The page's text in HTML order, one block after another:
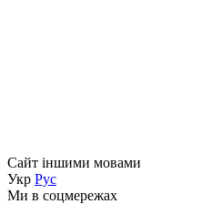
Сайт іншими мовами
Укр Рус
Ми в соцмережах